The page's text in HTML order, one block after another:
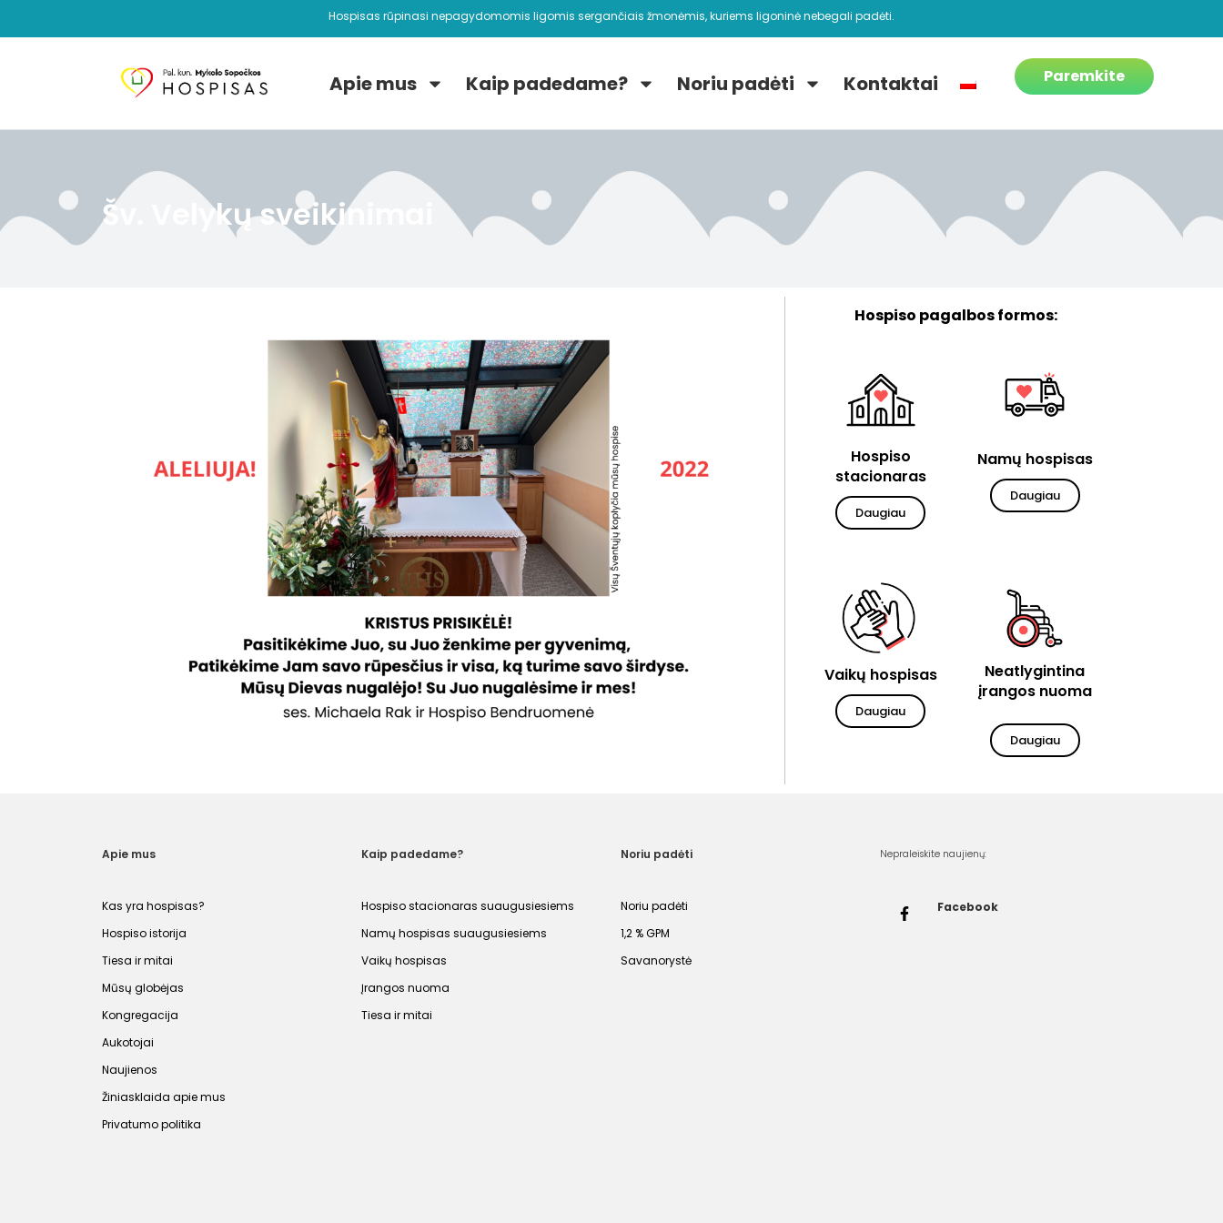
Hospisas rūpinasi nepagydomomis ligomis sergančiais žmonėmis, kuriems ligoninė nebegali padėti.
Apie mus Kaip padedame? Noriu padėti Kontaktai Paremkite
Šv. Velykų sveikinimai
Hospiso pagalbos formos:
Hospiso
stacionaras
Daugiau
Namų hospisas
Daugiau
Vaikų hospisas
Daugiau
Neatlygintina
įrangos nuoma
Daugiau
Apie mus
Kas yra hospisas?
Hospiso istorija
Tiesa ir mitai
Mūsų globėjas
Kongregacija
Aukotojai
Naujienos
Žiniasklaida apie mus
Privatumo politika
Kaip padedame?
Hospiso stacionaras suaugusiesiems
Namų hospisas suaugusiesiems
Vaikų hospisas
Įrangos nuoma
Tiesa ir mitai
Noriu padėti
Noriu padėti
1,2 % GPM
Savanorystė
Nepraleiskite naujienų:
Facebook